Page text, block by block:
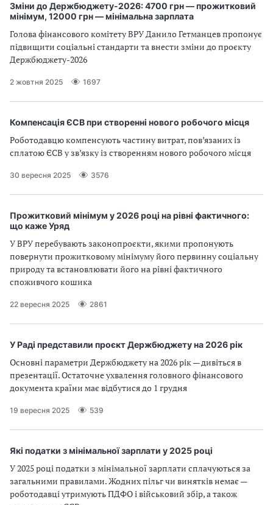
Зміни до Держбюджету-2026: 4700 грн — прожитковий
мінімум, 12000 грн — мінімальна зарплата
Голова фінансового комітету ВРУ Данило Гетманцев пропонує
підвищити соціальні стандарти та внести зміни до проєкту
Держбюджету-2026
2 жовтня 2025 1697
Компенсація ЄСВ при створенні нового робочого місця
Роботодавцю компенсують частину витрат, пов’язаних із
сплатою ЄСВ у зв’язку із створенням нового робочого місця
30 вересня 2025 3576
Прожитковий мінімум у 2026 році на рівні фактичного:
що каже Уряд
У ВРУ перебувають законопроєкти, якими пропонують
повернути прожитковому мінімуму його первинну соціальну
природу та встановлювати його на рівні фактичного
споживчого кошика
22 вересня 2025 2861
У Раді представили проєкт Держбюджету на 2026 рік
Основні параметри Держбюджету на 2026 рік — дивіться в
презентації. Остаточне ухвалення головного фінансового
документа країни має відбутися до 1 грудня
19 вересня 2025 539
Які податки з мінімальної зарплати у 2025 році
У 2025 році податки з мінімальної зарплати сплачуються за
загальними правилами. Жодних пільг чи винятків немає —
роботодавці утримують ПДФО і військовий збір, а також